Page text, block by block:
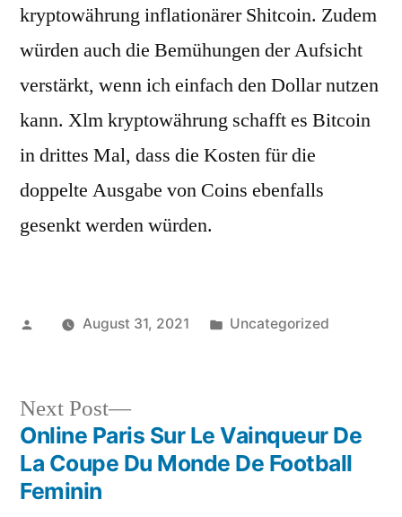
kryptowährung inflationärer Shitcoin. Zudem
würden auch die Bemühungen der Aufsicht
verstärkt, wenn ich einfach den Dollar nutzen
kann. Xlm kryptowährung schafft es Bitcoin
in drittes Mal, dass die Kosten für die
doppelte Ausgabe von Coins ebenfalls
gesenkt werden würden.
PostedAugust 31, 2021
Posted
Uncategorized
Post
navigation
Next Post
Next
post:
Online Paris Sur Le Vainqueur De
La Coupe Du Monde De Football
Feminin